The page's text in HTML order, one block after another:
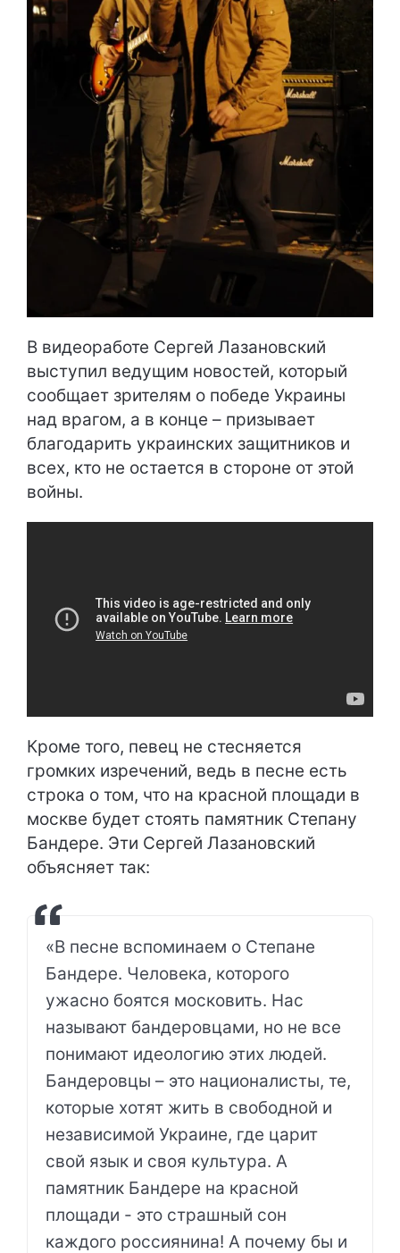
В видеоработе Сергей Лазановский
выступил ведущим новостей, который
сообщает зрителям о победе Украины
над врагом, а в конце – призывает
благодарить украинских защитников и
всех, кто не остается в стороне от этой
войны.
Кроме того, певец не стесняется
громких изречений, ведь в песне есть
строка о том, что на красной площади в
москве будет стоять памятник Степану
Бандере. Эти Сергей Лазановский
объясняет так:
«В песне вспоминаем о Степане
Бандере. Человека, которого
ужасно боятся московить. Нас
называют бандеровцами, но не все
понимают идеологию этих людей.
Бандеровцы – это националисты, те,
которые хотят жить в свободной и
независимой Украине, где царит
свой язык и своя культура. А
памятник Бандере на красной
площади - это страшный сон
каждого россиянина! А почему бы и